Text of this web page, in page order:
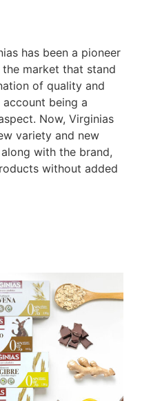
has been a pioneer
market that stand
of quality and
being a
Now, Virginias
variety and new
with the brand,
without added